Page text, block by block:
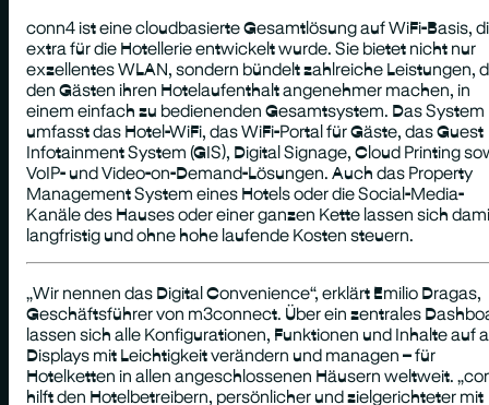
conn4 ist eine cloudbasierte Gesamtlösung auf WiFi-Basis,
extra für die Hotellerie entwickelt wurde. Sie bietet nicht nur
exzellentes WLAN, sondern bündelt zahlreiche Leistungen,
den Gästen ihren Hotelaufenthalt angenehmer machen, in
einem einfach zu bedienenden Gesamtsystem. Das System
umfasst das Hotel-WiFi, das WiFi-Portal für Gäste, das Guest
Infotainment System (GIS), Digital Signage, Cloud Printing
VoIP- und Video-on-Demand-Lösungen. Auch das Property
Management System eines Hotels oder die Social-Media-
Kanäle des Hauses oder einer ganzen Kette lassen sich
langfristig und ohne hohe laufende Kosten steuern.
„Wir nennen das Digital Convenience“, erklärt Emilio Dragas,
Geschäftsführer von m3connect. Über ein zentrales
lassen sich alle Konfigurationen, Funktionen und Inhalte auf
Displays mit Leichtigkeit verändern und managen – für
Hotelketten in allen angeschlossenen Häusern weltweit.
hilft den Hotelbetreibern, persönlicher und zielgerichteter mit